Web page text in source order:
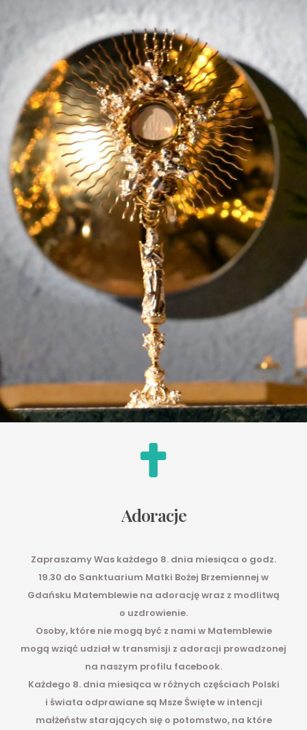
Adoracje
Zapraszamy Was każdego 8. dnia miesiąca o godz.
19.30 do Sanktuarium Matki Bożej Brzemiennej w
Gdańsku Matemblewie na adorację wraz z modlitwą
o uzdrowienie.
Osoby, które nie mogą być z nami w Matemblewie
mogą wziąć udział w transmisji z adoracji prowadzonej
na naszym profilu facebook.
Każdego 8. dnia miesiąca w różnych częściach Polski
i świata odprawiane są Msze Święte w intencji
małżeństw starających się o potomstwo, na które